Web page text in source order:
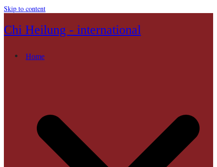
Skip to content
Chi Heilung - international
Home